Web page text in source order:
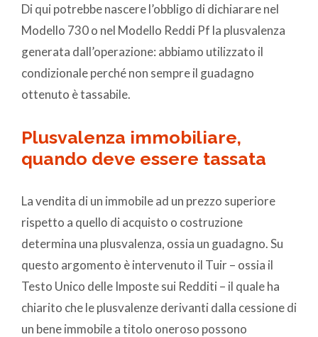
Di qui potrebbe nascere l’obbligo di dichiarare nel
Modello 730 o nel Modello Reddi Pf la plusvalenza
generata dall’operazione: abbiamo utilizzato il
condizionale perché non sempre il guadagno
ottenuto è tassabile.
Plusvalenza immobiliare,
quando deve essere tassata
La vendita di un immobile ad un prezzo superiore
rispetto a quello di acquisto o costruzione
determina una plusvalenza, ossia un guadagno. Su
questo argomento è intervenuto il Tuir – ossia il
Testo Unico delle Imposte sui Redditi – il quale ha
chiarito che le plusvalenze derivanti dalla cessione di
un bene immobile a titolo oneroso possono